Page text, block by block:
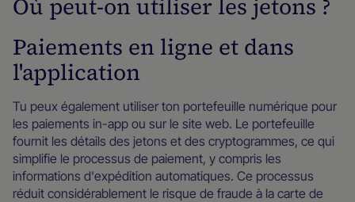
Où peut-on utiliser les jetons ?
Paiements en ligne et dans
l'application
Tu peux également utiliser ton portefeuille numérique pour
les paiements in-app ou sur le site web. Le portefeuille
fournit les détails des jetons et des cryptogrammes, ce qui
simplifie le processus de paiement, y compris les
informations d'expédition automatiques. Ce processus
réduit considérablement le risque de fraude à la carte de